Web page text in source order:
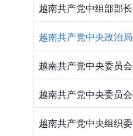
越南共产党中组部部
越南共产党中央政治局
越南共产党中央委员
越南共产党中央委员
越南共产党中央组织